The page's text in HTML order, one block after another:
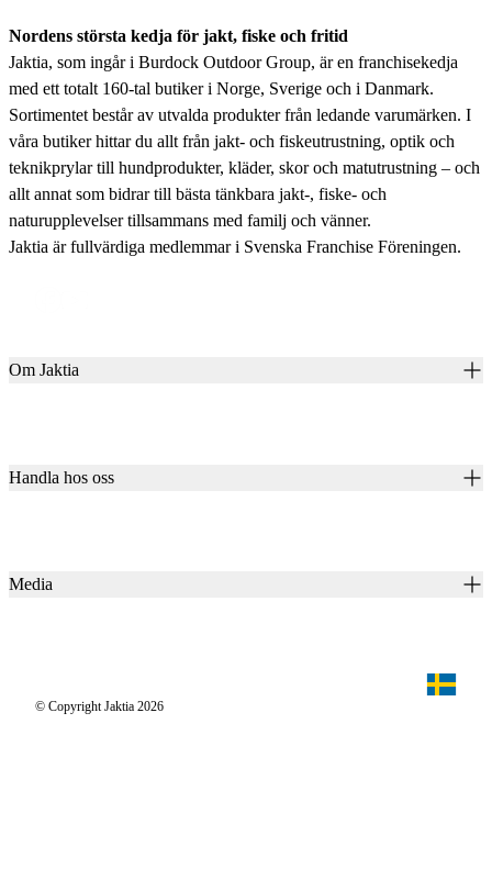
Nordens största kedja för jakt, fiske och fritid
Jaktia, som ingår i Burdock Outdoor Group, är en franchisekedja
med ett totalt 160-tal butiker i Norge, Sverige och i Danmark.
Sortimentet består av utvalda produkter från ledande varumärken. I
våra butiker hittar du allt från jakt- och fiskeutrustning, optik och
teknikprylar till hundprodukter, kläder, skor och matutrustning – och
allt annat som bidrar till bästa tänkbara jakt-, fiske- och
naturupplevelser tillsammans med familj och vänner.
Jaktia är fullvärdiga medlemmar i Svenska Franchise Föreningen.
Om Jaktia
Karriär
Jaktia Brand Guidelines
Handla hos oss
Köpvillkor för företagskunder
Media
Jägaren© Copyright Jaktia 2026